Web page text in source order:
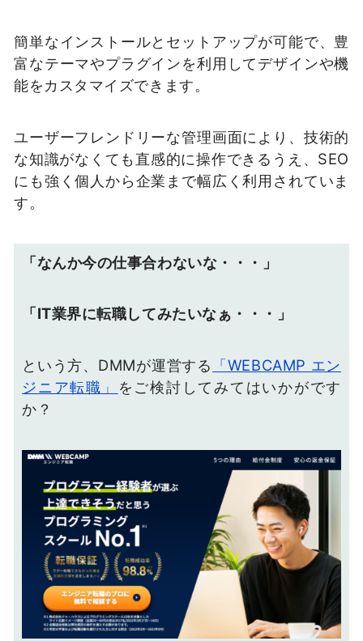
簡単なインストールとセットアップが可能で、豊
富なテーマやプラグインを利用してデザインや機
能をカスタマイズできます。
ユーザーフレンドリーな管理画面により、技術的
な知識がなくても直感的に操作できるうえ、SEO
にも強く個人から企業まで幅広く利用されていま
す。
「なんか今の仕事合わないな・・・」
「IT業界に転職してみたいなぁ・・・」
という方、DMMが運営する 「WEBCAMP エン
ジニア転職」
をご検討してみてはいかがです
か？